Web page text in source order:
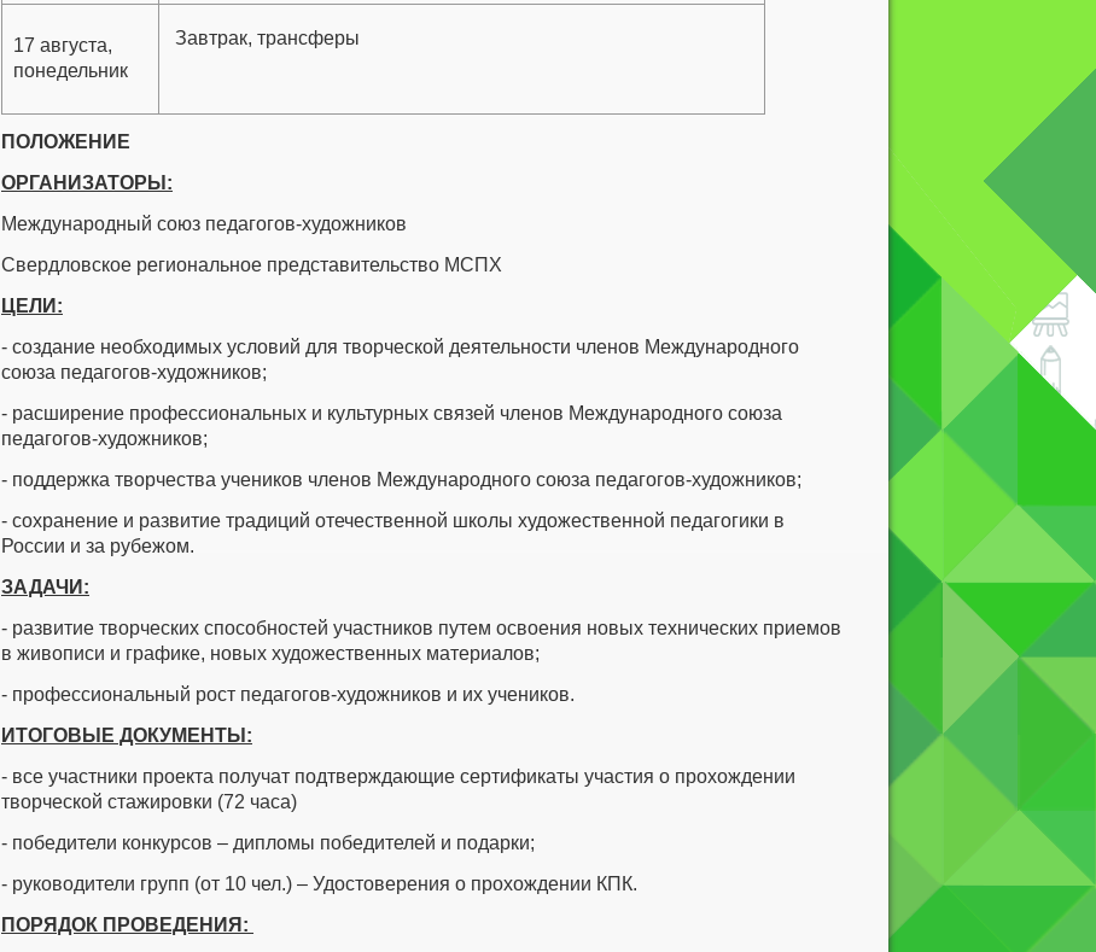
17 августа,
понедельник
Завтрак, трансферы
ПОЛОЖЕНИЕ
ОРГАНИЗАТОРЫ:
Международный союз педагогов-художников
Свердловское региональное представительство МСПХ
ЦЕЛИ:
- создание необходимых условий для творческой деятельности членов Международного
союза педагогов-художников;
- расширение профессиональных и культурных связей членов Международного союза
педагогов-художников;
- поддержка творчества учеников членов Международного союза педагогов-художников;
- сохранение и развитие традиций отечественной школы художественной педагогики в
России и за рубежом.
ЗАДАЧИ:
- развитие творческих способностей участников путем освоения новых технических приемов
в живописи и графике, новых художественных материалов;
- профессиональный рост педагогов-художников и их учеников.
ИТОГОВЫЕ ДОКУМЕНТЫ:
- все участники проекта получат подтверждающие сертификаты участия о прохождении
творческой стажировки (72 часа)
- победители конкурсов – дипломы победителей и подарки;
- руководители групп (от 10 чел.) – Удостоверения о прохождении КПК.
ПОРЯДОК ПРОВЕДЕНИЯ: